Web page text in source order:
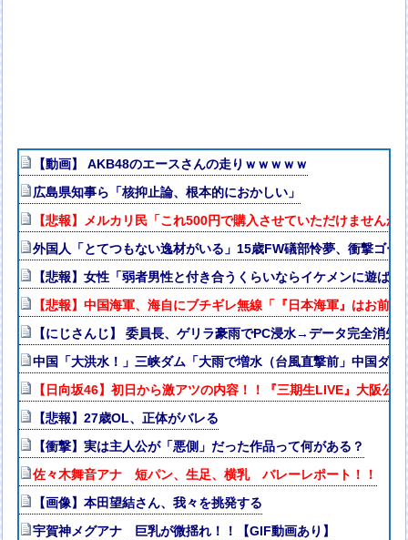
【動画】 AKB48のエースさんの走りｗｗｗｗｗ
広島県知事ら「核抑止論、根本的におかしい」
【悲報】メルカリ民「これ500円で購入させていただけません
外国人「とてつもない逸材がいる」15歳FW礒部怜夢、衝撃ゴ
【悲報】女性「弱者男性と付き合うくらいならイケメンに遊ば
【悲報】中国海軍、海自にブチギレ無線「『日本海軍』はお前
【にじさんじ】 委員長、ゲリラ豪雨でPC浸水→データ完全消
中国「大洪水！」三峡ダム「大雨で増水（台風直撃前」中国ダ
【日向坂46】初日から激アツの内容！！『三期生LIVE』大阪公
【悲報】27歳OL、正体がバレる
【衝撃】実は主人公が「悪側」だった作品って何がある？
佐々木舞音アナ 短パン、生足、横乳 バレーレポート！！
【画像】本田望結さん、我々を挑発する
宇賀神メグアナ 巨乳が微揺れ！！【GIF動画あり】